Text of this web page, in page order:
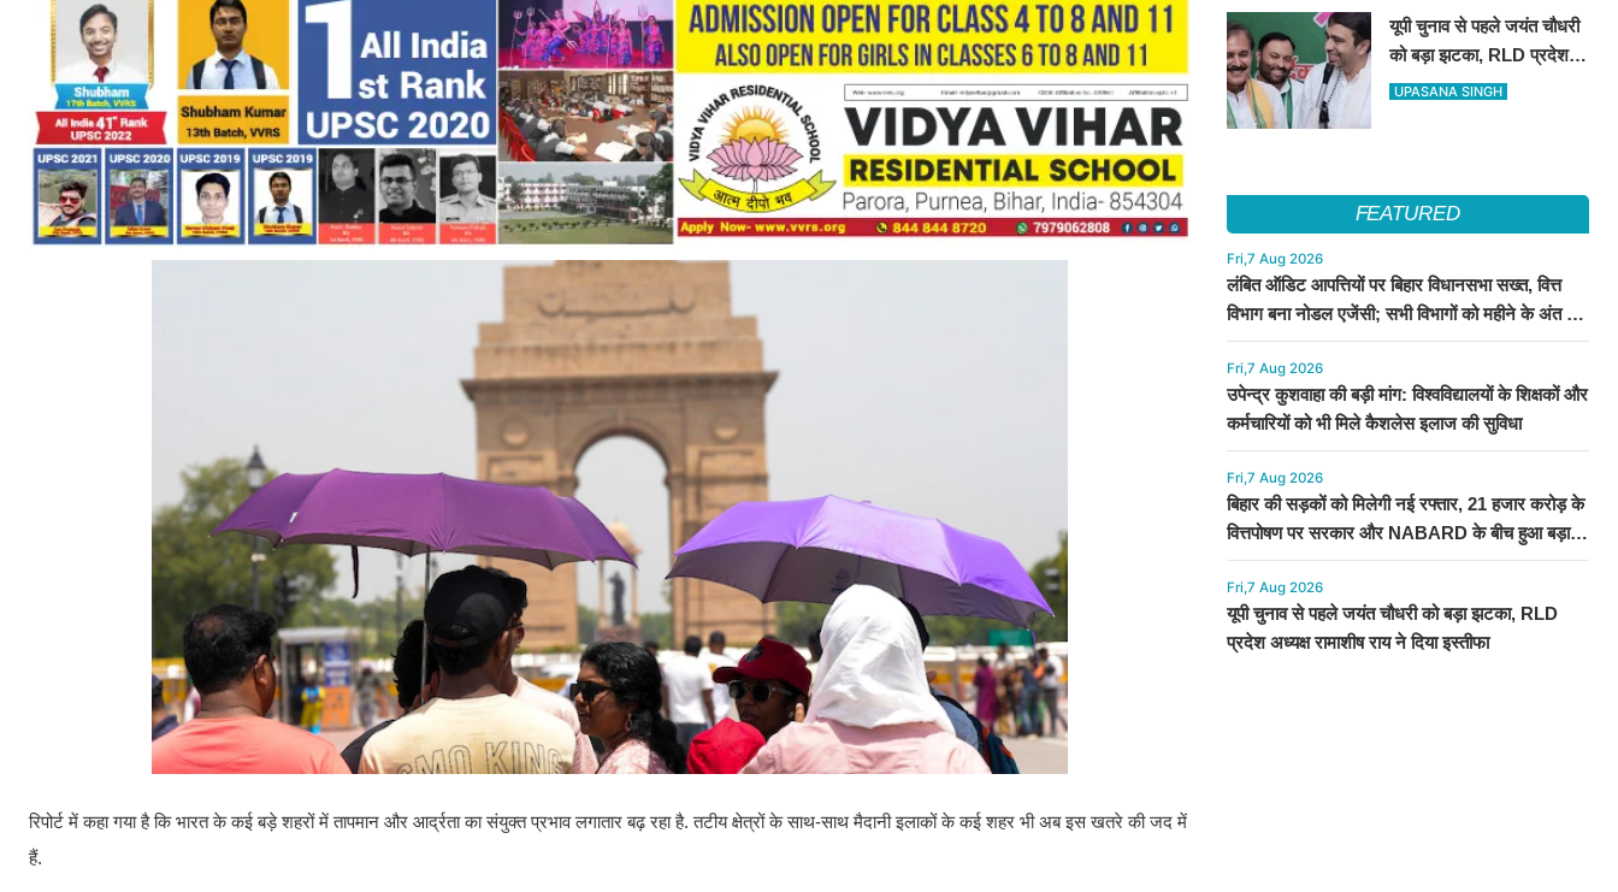
रिपोर्ट में कहा गया है कि भारत के कई बड़े शहरों में तापमान और आर्द्रता का संयुक्त प्रभाव लगातार बढ़ रहा है. तटीय क्षेत्रों के साथ-साथ मैदानी इलाकों के कई शहर भी अब इस खतरे की जद में
हैं.
यूपी चुनाव से पहले जयंत चौधरी
को बड़ा झटका, RLD प्रदेश
अध्यक्ष रामाशीष राय ने दिया
UPASANA SINGH
FEATURED
Fri,7 Aug 2026
लंबित ऑडिट आपत्तियों पर बिहार विधानसभा सख्त, वित्त
विभाग बना नोडल एजेंसी; सभी विभागों को महीने के अंत तक
कार्रवाई के निर्देश
Fri,7 Aug 2026
उपेन्द्र कुशवाहा की बड़ी मांग: विश्वविद्यालयों के शिक्षकों और
कर्मचारियों को भी मिले कैशलेस इलाज की सुविधा
Fri,7 Aug 2026
बिहार की सड़कों को मिलेगी नई रफ्तार, 21 हजार करोड़ के
वित्तपोषण पर सरकार और NABARD के बीच हुआ बड़ा
समझौता
Fri,7 Aug 2026
यूपी चुनाव से पहले जयंत चौधरी को बड़ा झटका, RLD
प्रदेश अध्यक्ष रामाशीष राय ने दिया इस्तीफा